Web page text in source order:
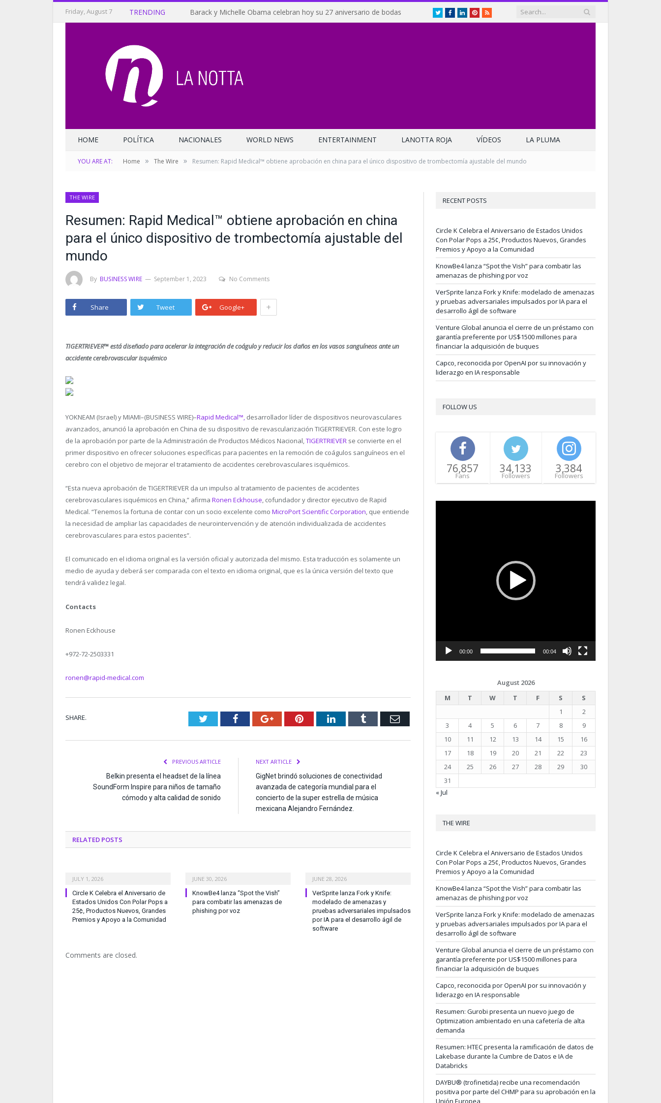
Friday, August 7 TRENDING Barack y Michelle Obama celebran hoy su 27 aniversario de bodas TwitterFacebookLinkedInPinterest
RSS
HOME POLÍTICA NACIONALES WORLD NEWS ENTERTAINMENT LANOTTA ROJA VÍDEOS LA PLUMA
YOU ARE AT: Home » The Wire » Resumen: Rapid Medical™ obtiene aprobación en china para el único dispositivo de trombectomía ajustable del mundo
THE WIRE
Resumen: Rapid Medical™ obtiene aprobación en china
para el único dispositivo de trombectomía ajustable del
mundo
By BUSINESS WIRE September 1, 2023 No Comments
Share Tweet Google+ +
TIGERTRIEVER™ está diseñado para acelerar la integración de coágulo y reducir los daños en los vasos sanguíneos ante un
accidente cerebrovascular isquémico
YOKNEAM (Israel) y MIAMI–(BUSINESS WIRE)–Rapid Medical™, desarrollador líder de dispositivos neurovasculares
avanzados, anunció la aprobación en China de su dispositivo de revascularización TIGERTRIEVER. Con este logro
de la aprobación por parte de la Administración de Productos Médicos Nacional,TIGERTRIEVER se convierte en el
primer dispositivo en ofrecer soluciones específicas para pacientes en la remoción de coágulos sanguíneos en el
cerebro con el objetivo de mejorar el tratamiento de accidentes cerebrovasculares isquémicos.
“Esta nueva aprobación de TIGERTRIEVER da un impulso al tratamiento de pacientes de accidentes
cerebrovasculares isquémicos en China,” afirma Ronen Eckhouse, cofundador y director ejecutivo de Rapid
Medical. “Tenemos la fortuna de contar con un socio excelente como MicroPort Scientific Corporation, que entiende
la necesidad de ampliar las capacidades de neurointervención y de atención individualizada de accidentes
cerebrovasculares para estos pacientes”.
El comunicado en el idioma original es la versión oficial y autorizada del mismo. Esta traducción es solamente un
medio de ayuda y deberá ser comparada con el texto en idioma original, que es la única versión del texto que
tendrá validez legal.
Contacts
Ronen Eckhouse
+972-72-2503331
ronen@rapid-medical.com
SHARE. TwitterFacebookGoogle+PinterestLinkedInTumblr Email
PREVIOUS ARTICLE
Belkin presenta el headset de la línea
SoundForm Inspire para niños de tamaño
cómodo y alta calidad de sonido
NEXT ARTICLE
GigNet brindó soluciones de conectividad
avanzada de categoría mundial para el
concierto de la super estrella de música
mexicana Alejandro Fernández.
RELATED POSTS
JULY 1, 2026
Circle K Celebra el Aniversario de
Estados Unidos Con Polar Pops a
25¢, Productos Nuevos, Grandes
Premios y Apoyo a la Comunidad
JUNE 30, 2026
KnowBe4 lanza “Spot the Vish”
para combatir las amenazas de
phishing por voz
JUNE 28, 2026
VerSprite lanza Fork y Knife:
modelado de amenazas y
pruebas adversariales impulsados
por IA para el desarrollo ágil de
software
Comments are closed.
RECENT POSTS
Circle K Celebra el Aniversario de Estados Unidos
Con Polar Pops a 25¢, Productos Nuevos, Grandes
Premios y Apoyo a la Comunidad
KnowBe4 lanza “Spot the Vish” para combatir las
amenazas de phishing por voz
VerSprite lanza Fork y Knife: modelado de amenazas
y pruebas adversariales impulsados por IA para el
desarrollo ágil de software
Venture Global anuncia el cierre de un préstamo con
garantía preferente por US$1500 millones para
financiar la adquisición de buques
Capco, reconocida por OpenAI por su innovación y
liderazgo en IA responsable
FOLLOW US
76,857
Fans
34,133
Followers
3,384
Followers
00:00 00:04
August 2026
M
T W T F S
S
1
2
3
4 5 6 7 8
9
10
11 12 13 14 15
16
17
18 19 20 21 22
23
24
25 26 27 28 29
30
31
« Jul
THE WIRE
Circle K Celebra el Aniversario de Estados Unidos
Con Polar Pops a 25¢, Productos Nuevos, Grandes
Premios y Apoyo a la Comunidad
KnowBe4 lanza “Spot the Vish” para combatir las
amenazas de phishing por voz
VerSprite lanza Fork y Knife: modelado de amenazas
y pruebas adversariales impulsados por IA para el
desarrollo ágil de software
Venture Global anuncia el cierre de un préstamo con
garantía preferente por US$1500 millones para
financiar la adquisición de buques
Capco, reconocida por OpenAI por su innovación y
liderazgo en IA responsable
Resumen: Gurobi presenta un nuevo juego de
Optimization ambientado en una cafetería de alta
demanda
Resumen: HTEC presenta la ramificación de datos de
Lakebase durante la Cumbre de Datos e IA de
Databricks
DAYBU® (trofinetida) recibe una recomendación
positiva por parte del CHMP para su aprobación en la
Unión Europea